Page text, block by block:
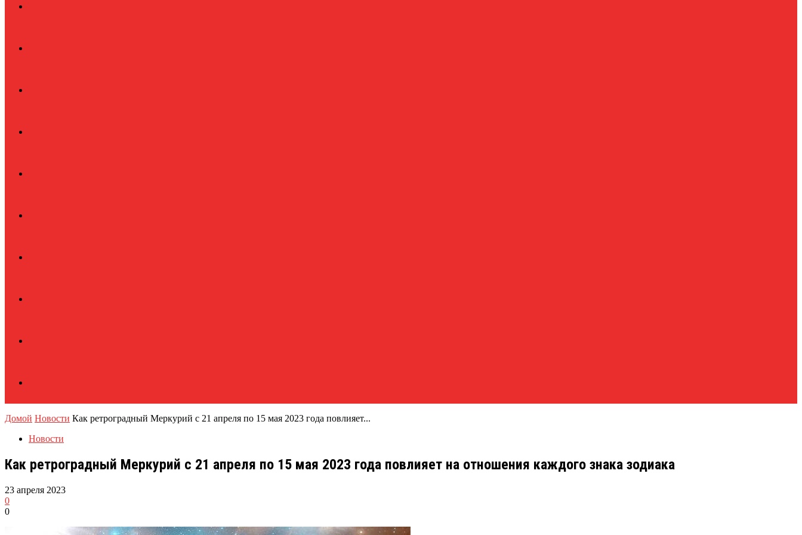
Домой Новости Как ретроградный Меркурий с 21 апреля по 15 мая 2023 года повлияет...
Новости
Как ретроградный Меркурий с 21 апреля по 15 мая 2023 года повлияет на отношения каждого знака зодиака
23 апреля 2023
0
0